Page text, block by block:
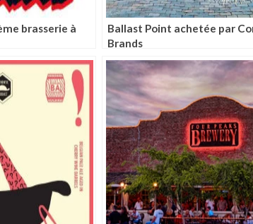
brasserie à
Ballast Point achetée par
Brands